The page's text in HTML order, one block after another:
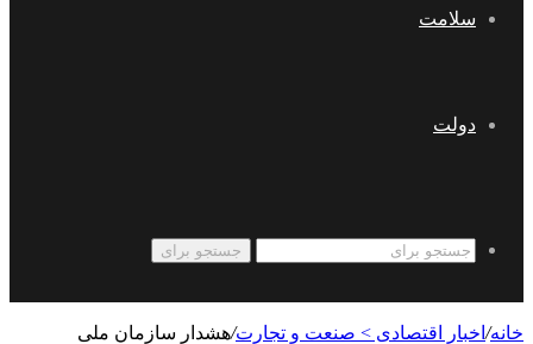
سلامت
دولت
جستجو برای
خانه/ اخبار اقتصادی > صنعت و تجارت/هشدار سازمان ملی